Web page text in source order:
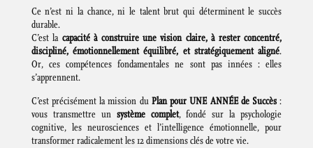
Ce n’est ni la chance, ni le talent brut qui déterminent le succès
durable.
C’est la capacité à construire une vision claire, à rester concentré,
discipliné, émotionnellement équilibré, et stratégiquement aligné.
Or, ces compétences fondamentales ne sont pas innées : elles
s’apprennent.
C’est précisément la mission du Plan pour UNE ANNÉE de Succès:
vous transmettre un système complet, fondé sur la psychologie
cognitive, les neurosciences et l’intelligence émotionnelle, pour
transformer radicalement les 12 dimensions clés de votre vie.